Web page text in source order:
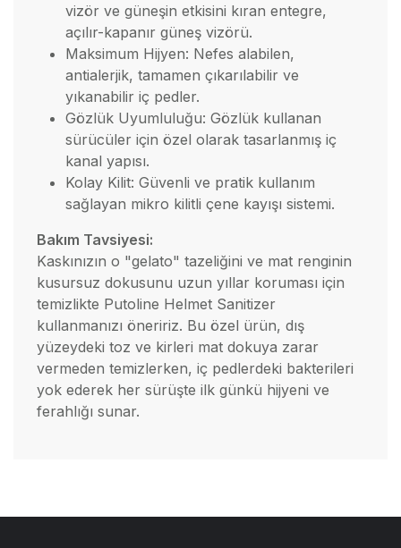
vizör ve güneşin etkisini kıran entegre,
açılır-kapanır güneş vizörü.
Maksimum Hijyen: Nefes alabilen,
antialerjik, tamamen çıkarılabilir ve
yıkanabilir iç pedler.
Gözlük Uyumluluğu: Gözlük kullanan
sürücüler için özel olarak tasarlanmış iç
kanal yapısı.
Kolay Kilit: Güvenli ve pratik kullanım
sağlayan mikro kilitli çene kayışı sistemi.
Bakım Tavsiyesi:
Kaskınızın o "gelato" tazeliğini ve mat renginin
kusursuz dokusunu uzun yıllar koruması için
temizlikte Putoline Helmet Sanitizer
kullanmanızı öneririz. Bu özel ürün, dış
yüzeydeki toz ve kirleri mat dokuya zarar
vermeden temizlerken, iç pedlerdeki bakterileri
yok ederek her sürüşte ilk günkü hijyeni ve
ferahlığı sunar.